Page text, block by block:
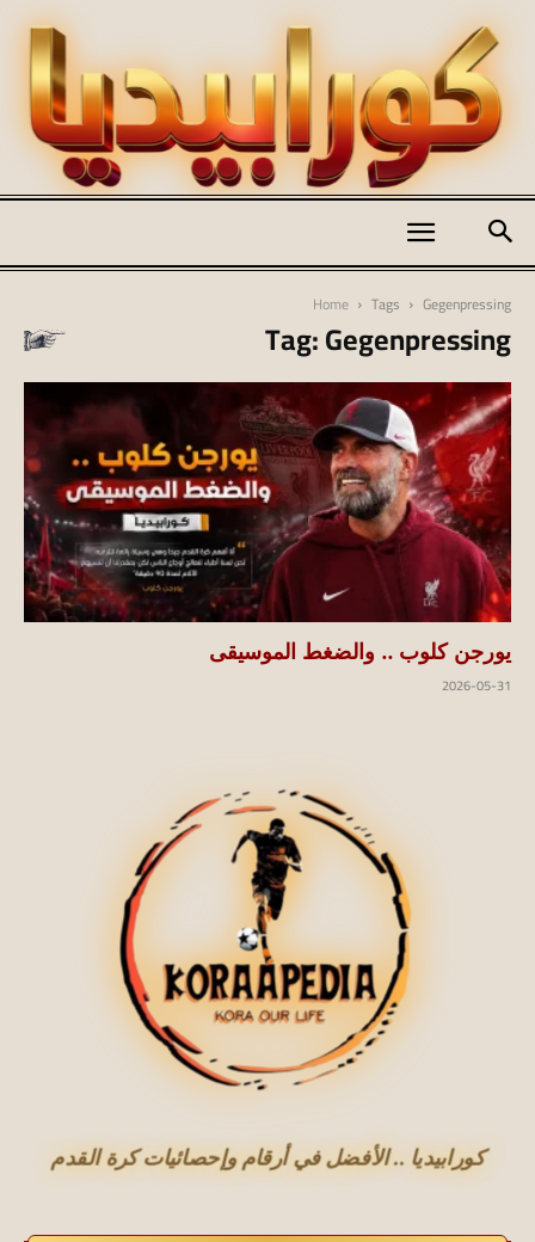
koraapedia
Home Tags Gegenpressing
Tag: Gegenpressing
يورجن كلوب .. والضغط الموسيقى
2026-05-31
كورابيديا .. الأفضل في أرقام وإحصائيات كرة القدم